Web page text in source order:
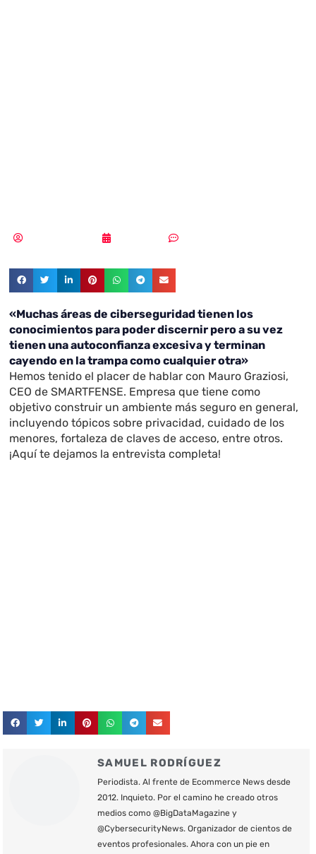
«Muchas áreas de ciberseguridad tienen los
conocimientos para poder discernir pero a su vez
tienen una autoconfianza excesiva y terminan
cayendo en la trampa como cualquier otra»
Hemos tenido el placer de hablar con Mauro Graziosi,
CEO de SMARTFENSE. Empresa que tiene como
objetivo construir un ambiente más seguro en general,
incluyendo tópicos sobre privacidad, cuidado de los
menores, fortaleza de claves de acceso, entre otros.
¡Aquí te dejamos la entrevista completa!
SAMUEL RODRÍGUEZ
Periodista. Al frente de Ecommerce News desde
2012. Inquieto. Por el camino he creado otros
medios como @BigDataMagazine y
@CybersecurityNews. Organizador de cientos de
eventos profesionales. Ahora con un pie en